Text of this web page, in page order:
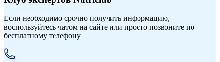
Если необходимо срочно получить информацию,
воспользуйтесь чатом на сайте или просто позвоните по
бесплатному телефону